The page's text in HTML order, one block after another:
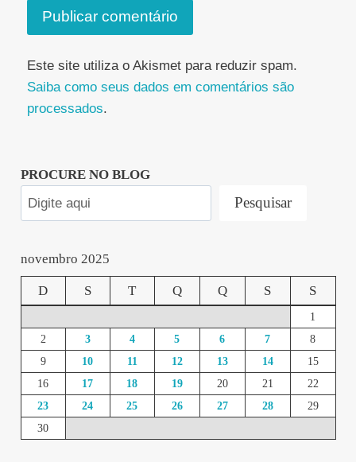
Este site utiliza o Akismet para reduzir spam.
Saiba como seus dados em comentários são
processados.
PROCURE NO BLOG
Pesquisar
novembro 2025
D S T Q Q S S
1
2
3 4 5 6 7
8
9
10 11 12 13 14
15
16
17 18 19 20 21
22
23
24 25 26 27 28
29
30